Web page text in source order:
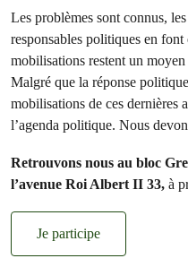
Les problèmes sont connus,
responsables politiques en
mobilisations restent un
Malgré que la réponse
mobilisations de ces dernières
l’agenda politique. Nous
Retrouvons nous au bloc
l’avenue Roi Albert II 33, à
Je participe